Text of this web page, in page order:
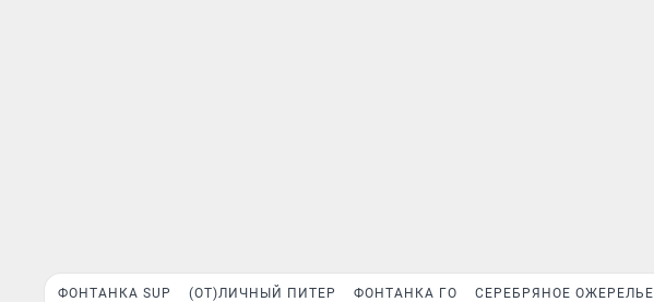
ФОНТАНКА SUP (ОТ)ЛИЧНЫЙ ПИТЕР ФОНТАНКА ГО СЕРЕБРЯНОЕ ОЖЕРЕЛЬЕ